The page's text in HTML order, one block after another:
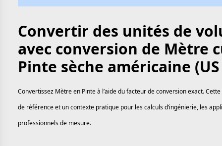
Convertir des unités de
avec conversion de Mètre
Pinte sèche américaine
Convertissez Mètre en Pinte à l’aide du facteur de conversion exact.
de référence et un contexte pratique pour les calculs d’ingénierie, les
professionnels de mesure.